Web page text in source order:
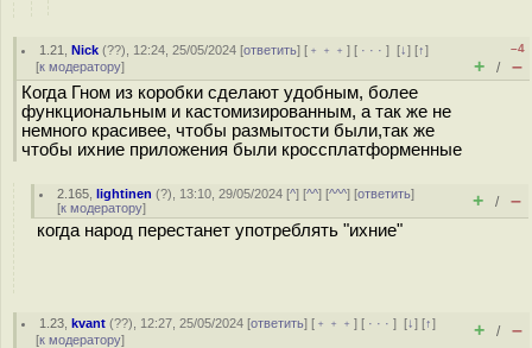
1.21 ,Nick (??), 12:24, 25/05/2024 [ответить] [ ﹢﹢﹢] [ · · ·][↓] [↑]
[к модератору]
–4
+ / –
Когда Гном из коробки сделают удобным, более
функциональным и кастомизированным, а так же не
немного красивее, чтобы размытости были,так же
чтобы ихние приложения были кроссплатформенные
2.165 ,lightinen (?), 13:10, 29/05/2024 [^] [^^] [^^^] [ответить]
[к модератору] + / –
когда народ перестанет употреблять "ихние"
1.23 ,kvant (??), 12:27, 25/05/2024 [ответить] [ ﹢﹢﹢] [ · · ·][↓] [↑]
[к модератору] + / –